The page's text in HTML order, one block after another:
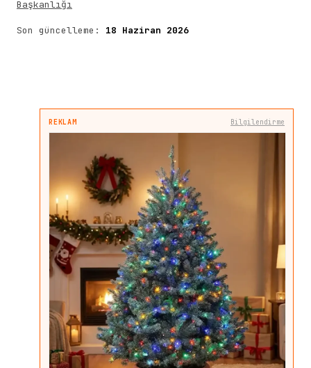
Başkanlığı
Son güncelleme: 18 Haziran 2026
REKLAM Bilgilendirme